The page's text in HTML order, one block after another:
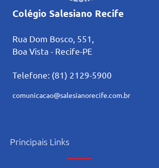
Colégio Salesiano Recife
Rua Dom Bosco, 551,
Boa Vista - Recife-PE
Telefone: (81) 2129-5900
comunicacao@salesianorecife.com.br
Principais Links